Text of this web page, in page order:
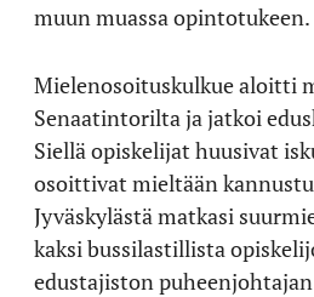
muun muassa opintotukeen.
Mielenosoituskulkue aloitti
Senaatintorilta ja jatkoi
Siellä opiskelijat huusivat
osoittivat mieltään
Jyväskylästä matkasi
kaksi bussilastillista
edustajiston